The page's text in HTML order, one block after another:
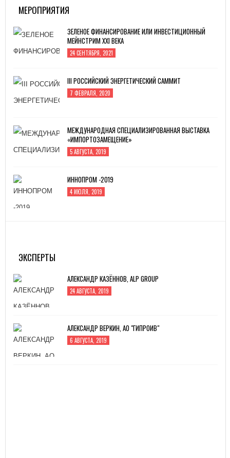
МЕРОПРИЯТИЯ
ЗЕЛЕНОЕ ФИНАНСИРОВАНИЕ ИЛИ ИНВЕСТИЦИОННЫЙ
МЕЙНСТРИМ XXI ВЕКА
24 СЕНТЯБРЯ, 2021
III РОССИЙСКИЙ ЭНЕРГЕТИЧЕСКИЙ САММИТ
7 ФЕВРАЛЯ, 2020
МЕЖДУНАРОДНАЯ СПЕЦИАЛИЗИРОВАННАЯ ВЫСТАВКА
«ИМПОРТОЗАМЕЩЕНИЕ»
5 АВГУСТА, 2019
ИННОПРОМ -2019
4 ИЮЛЯ, 2019
ЭКСПЕРТЫ
АЛЕКСАНДР КАЗЁННОВ, ALP GROUP
24 АВГУСТА, 2019
АЛЕКСАНДР ВЕРКИН, АО "ГИПРОИВ"
6 АВГУСТА, 2019